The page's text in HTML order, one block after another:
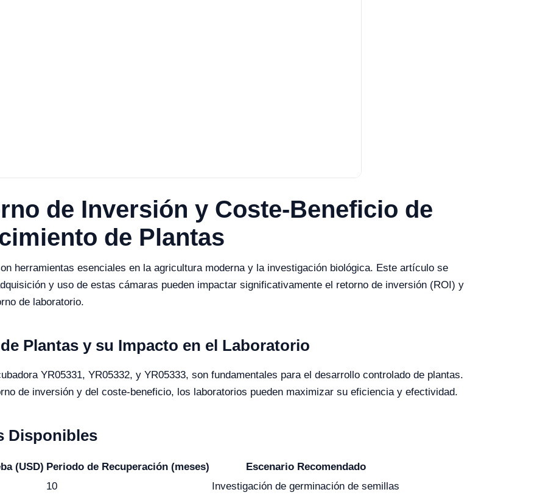
de Inversión y Coste-Beneficio de
de Plantas
herramientas esenciales en la agricultura moderna y la investigación biológica. Este artículo se
y uso de estas cámaras pueden impactar significativamente el retorno de inversión (ROI) y
de laboratorio.
Plantas y su Impacto en el Laboratorio
YR05331, YR05332, y YR05333, son fundamentales para el desarrollo controlado de plantas.
de inversión y del coste-beneficio, los laboratorios pueden maximizar su eficiencia y efectividad.
Disponibles
(USD) Periodo de Recuperación (meses)
Escenario Recomendado
10
Investigación de germinación de semillas